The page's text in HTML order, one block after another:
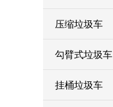
压缩垃圾车
勾臂式垃圾车
挂桶垃圾车